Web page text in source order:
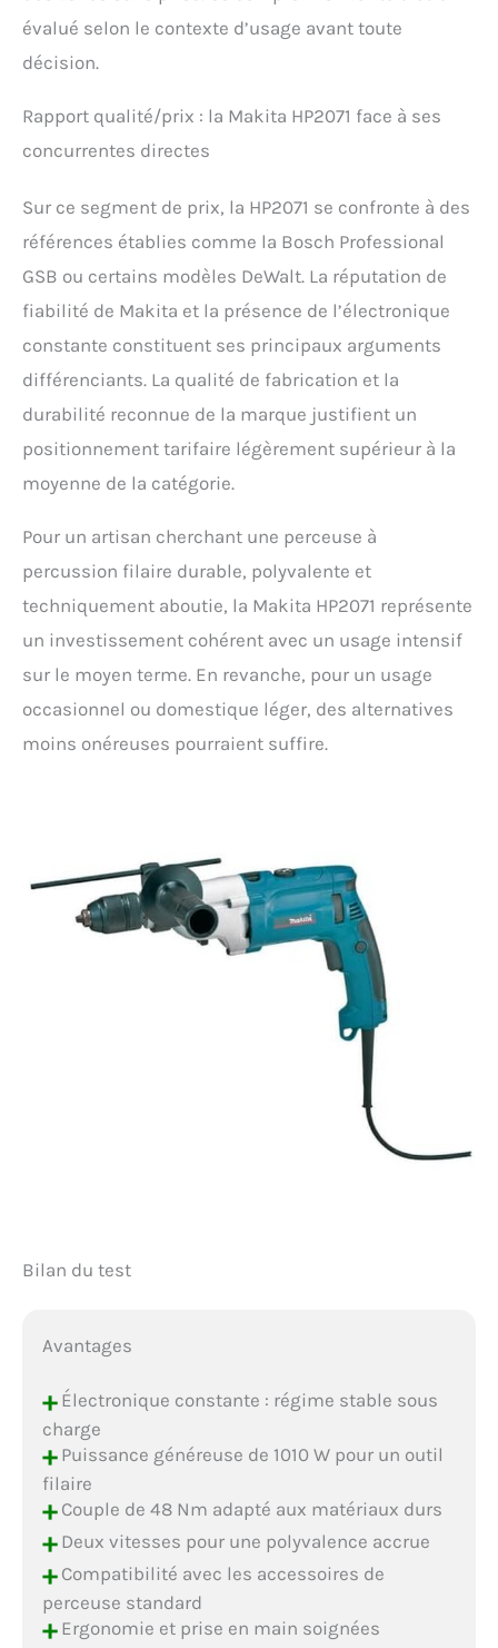
évalué selon le contexte d’usage avant toute
décision.
Rapport qualité/prix : la Makita HP2071 face à ses
concurrentes directes
Sur ce segment de prix, la HP2071 se confronte à des
références établies comme la Bosch Professional
GSB ou certains modèles DeWalt. La réputation de
fiabilité de Makita et la présence de l’électronique
constante constituent ses principaux arguments
différenciants. La qualité de fabrication et la
durabilité reconnue de la marque justifient un
positionnement tarifaire légèrement supérieur à la
moyenne de la catégorie.
Pour un artisan cherchant une perceuse à
percussion filaire durable, polyvalente et
techniquement aboutie, la Makita HP2071 représente
un investissement cohérent avec un usage intensif
sur le moyen terme. En revanche, pour un usage
occasionnel ou domestique léger, des alternatives
moins onéreuses pourraient suffire.
Bilan du test
Avantages
+Électronique constante : régime stable sous
charge
+Puissance généreuse de 1010 W pour un outil
filaire
+Couple de 48 Nm adapté aux matériaux durs
+Deux vitesses pour une polyvalence accrue
+Compatibilité avec les accessoires de
perceuse standard
+Ergonomie et prise en main soignées